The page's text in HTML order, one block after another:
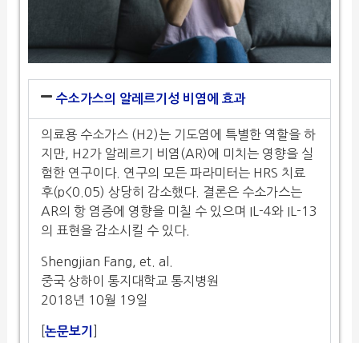
수소가스의 알레르기성 비염에 효과
의료용 수소가스 (H2)는 기도염에 특별한 역할을 하
지만, H2가 알레르기 비염(AR)에 미치는 영향을 실
험한 연구이다. 연구의 모든 파라미터는 HRS 치료
후(p<0.05) 상당히 감소했다. 결론은 수소가스는
AR의 항 염증에 영향을 미칠 수 있으며 IL-4와 IL-13
의 표현을 감소시킬 수 있다.
Shengjian Fang, et. al.
중국 상하이 통지대학교 통지병원
2018년 10월 19일
논문보기